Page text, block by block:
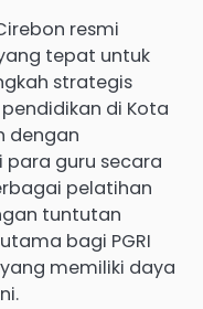
resmi
tepat untuk
strategis
di Kota
dengan
guru secara
pelatihan
tuntutan
bagi PGRI
memiliki daya